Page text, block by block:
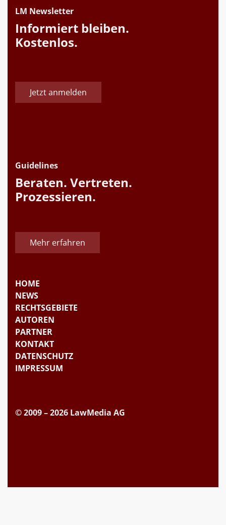
LM Newsletter
Informiert bleiben.
Kostenlos.
Jetzt anmelden
Guidelines
Beraten. Vertreten.
Prozessieren.
Mehr erfahren
HOME
NEWS
RECHTSGEBIETE
AUTOREN
PARTNER
KONTAKT
DATENSCHUTZ
IMPRESSUM
© 2009 – 2026 LawMedia AG